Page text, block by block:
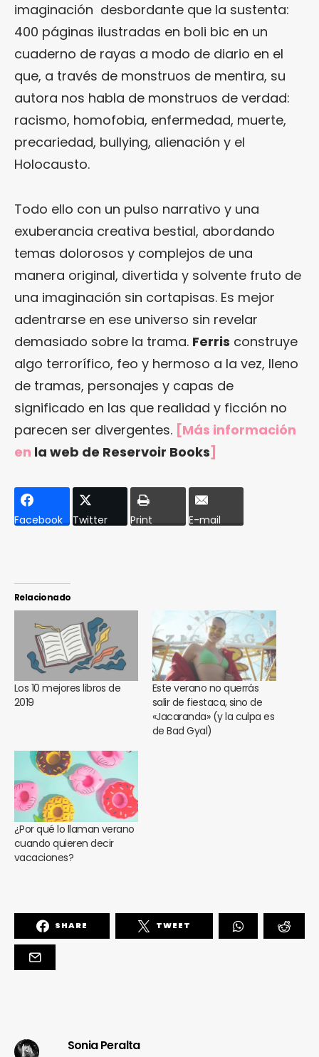
imaginación desbordante que la sustenta:
400 páginas ilustradas en boli bic en un
cuaderno de rayas a modo de diario en el
que, a través de monstruos de mentira, su
autora nos habla de monstruos de verdad:
racismo, homofobia, enfermedad, muerte,
precariedad, bullying, alienación y el
Holocausto.
Todo ello con un pulso narrativo y una
exuberancia creativa bestial, abordando
temas dolorosos y complejos de una
manera original, divertida y solvente fruto de
una imaginación sin cortapisas. Es mejor
adentrarse en ese universo sin revelar
demasiado sobre la trama. Ferris construye
algo terrorífico, feo y hermoso a la vez, lleno
de tramas, personajes y capas de
significado en las que realidad y ficción no
parecen ser divergentes. [Más información
en la web de Reservoir Books]
Facebook Twitter Print E-mail
Relacionado
Los 10 mejores libros de
2019
Este verano no querrás
salir de fiestaca, sino de
«Jacaranda» (y la culpa es
de Bad Gyal)
¿Por qué lo llaman verano
cuando quieren decir
vacaciones?
SHARE TWEET
Sonia Peralta